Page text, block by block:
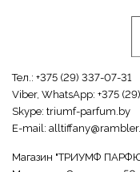
Тел.: +375 (29) 337-07-31
Viber, WhatsApp: +375
Skype: triumf-parfum.by
E-mail:
Магазин "ТРИУМФ